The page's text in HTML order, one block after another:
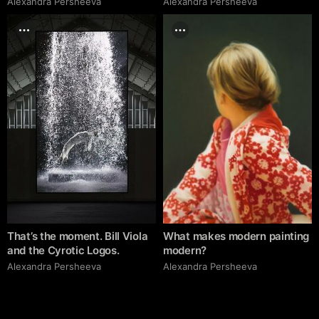
That’s the moment. Bill Viola
and the Cyrotic Logos.
Alexandra Persheeva
What makes modern painting
modern?
Alexandra Persheeva